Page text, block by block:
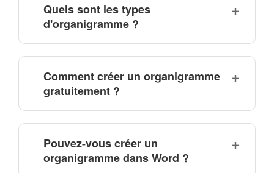
Quels sont les types
d'organigramme ?
Comment créer un organigramme
gratuitement ?
Pouvez-vous créer un
organigramme dans Word ?